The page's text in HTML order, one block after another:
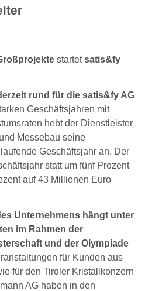
startetsatis&fy
rund für die satis&fy AG
Geschäftsjahren mit
hebt der Dienstleister
Messebau seine
Geschäftsjahr an. Der
statt um fünf Prozent
auf 43 Millionen Euro
Unternehmens hängt unter
im Rahmen der
und der Olympiade
für Kunden aus
für den Tiroler Kristallkonzern
AG haben in den